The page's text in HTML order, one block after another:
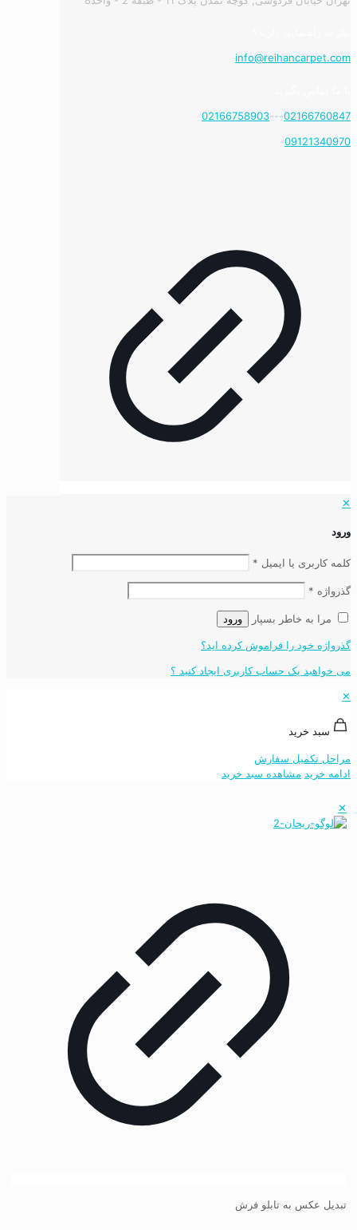
info@reihancarpet.com
02166760847
---
02166758903
09121340970
✕
ورود
کلمه کاربری یا ایمیل *
گذرواژه *
مرا به خاطر بسپار ورود
گذرواژه خود را فراموش کرده اید؟
می خواهید یک حساب کاربری ایجاد کنید ؟
✕
سبد خرید
مراحل تکمیل سفارش
ادامه خرید مشاهده سبد خرید
✕
تبدیل عکس به تابلو فرش